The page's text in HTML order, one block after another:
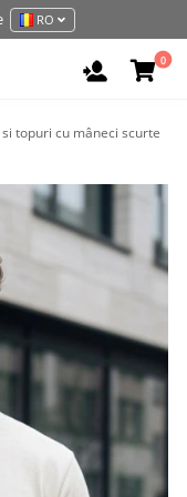
RO
0
si topuri cu mâneci scurte